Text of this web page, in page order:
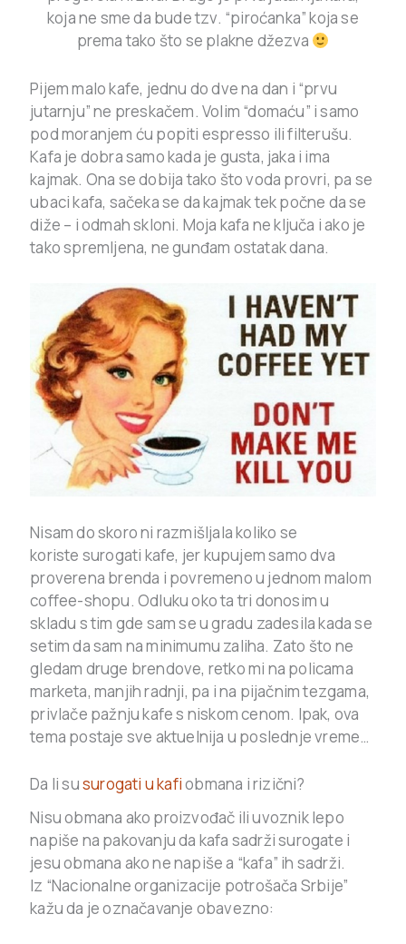
koja ne sme da bude tzv. “piroćanka” koja se
prema tako što se plakne džezva
Pijem malo kafe, jednu do dve na dan i “prvu
jutarnju” ne preskačem. Volim “domaću” i samo
pod moranjem ću popiti espresso ili filterušu.
Kafa je dobra samo kada je gusta, jaka i ima
kajmak. Ona se dobija tako što voda provri, pa se
ubaci kafa, sačeka se da kajmak tek počne da se
diže – i odmah skloni. Moja kafa ne ključa i ako je
tako spremljena, ne gunđam ostatak dana.
Nisam do skoro ni razmišljala koliko se
koriste surogati kafe, jer kupujem samo dva
proverena brenda i povremeno u jednom malom
coffee-shopu. Odluku oko ta tri donosim u
skladu s tim gde sam se u gradu zadesila kada se
setim da sam na minimumu zaliha. Zato što ne
gledam druge brendove, retko mi na policama
marketa, manjih radnji, pa i na pijačnim tezgama,
privlače pažnju kafe s niskom cenom. Ipak, ova
tema postaje sve aktuelnija u poslednje vreme…
Da li susurogati u kafiobmana i rizični?
Nisu obmana ako proizvođač ili uvoznik lepo
napiše na pakovanju da kafa sadrži surogate i
jesu obmana ako ne napiše a “kafa” ih sadrži.
Iz “Nacionalne organizacije potrošača Srbije”
kažu da je označavanje obavezno: